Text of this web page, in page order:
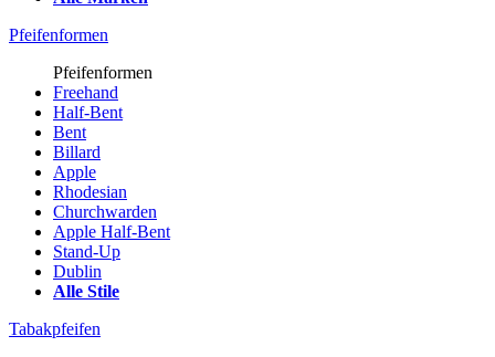
Pfeifenformen
Pfeifenformen
Freehand
Half-Bent
Bent
Billard
Apple
Rhodesian
Churchwarden
Apple Half-Bent
Stand-Up
Dublin
Alle Stile
Tabakpfeifen